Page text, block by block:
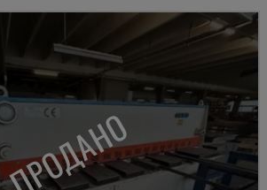
ПРОДАНО